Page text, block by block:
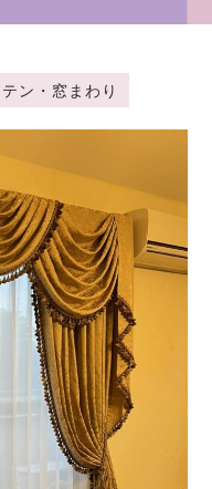
ン・窓まわり